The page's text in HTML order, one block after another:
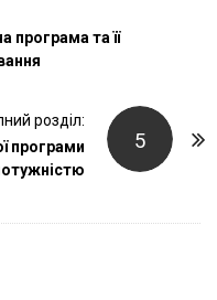
програма та її
5
розділ:
програми